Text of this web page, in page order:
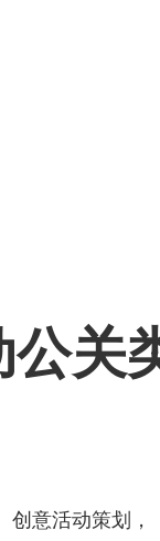
关
意活动策划，